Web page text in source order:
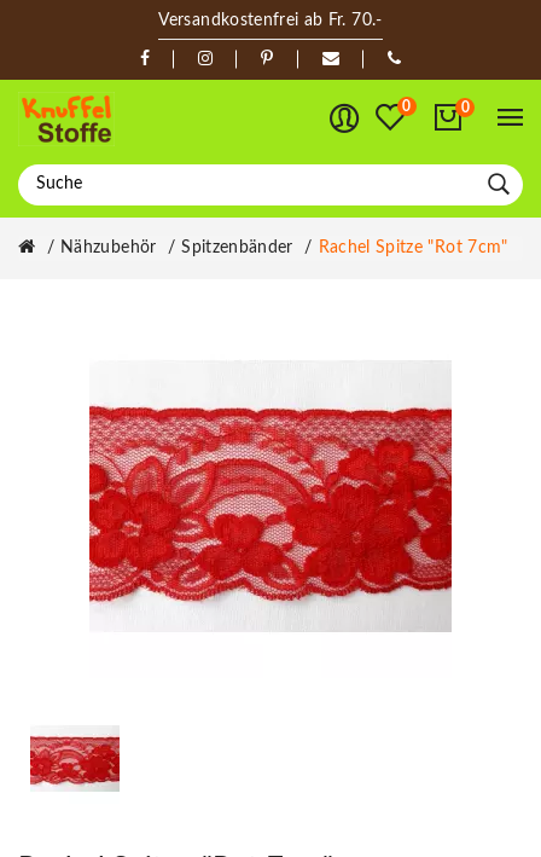
Versandkostenfrei ab Fr. 70.-
0 0
Nähzubehör Spitzenbänder Rachel Spitze "Rot 7cm"